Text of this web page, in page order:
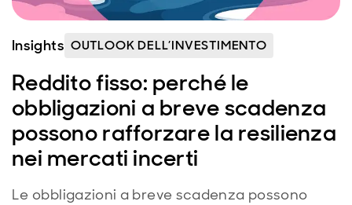
Insights OUTLOOK DELL’INVESTIMENTO
Reddito fisso: perché le
obbligazioni a breve scadenza
possono rafforzare la resilienza
nei mercati incerti
Le obbligazioni a breve scadenza possono